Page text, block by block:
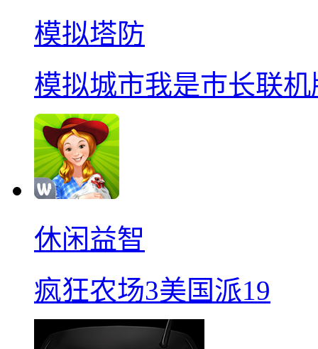
模拟塔防
模拟城市我是巿长联机
休闲益智
疯狂农场3美国派19